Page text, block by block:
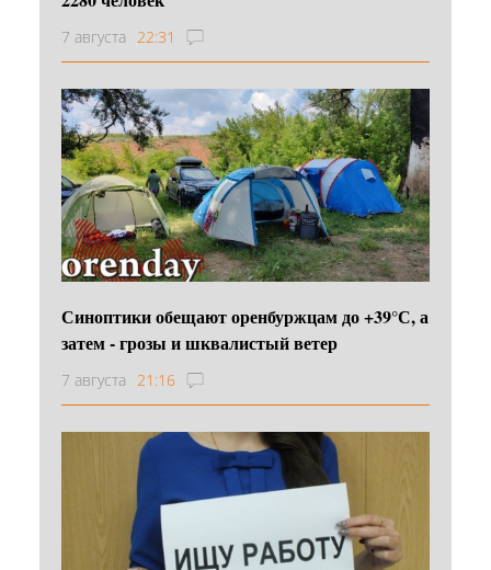
7 августа 22:31
Синоптики обещают оренбуржцам до +39°С, а
затем - грозы и шквалистый ветер
7 августа 21:16